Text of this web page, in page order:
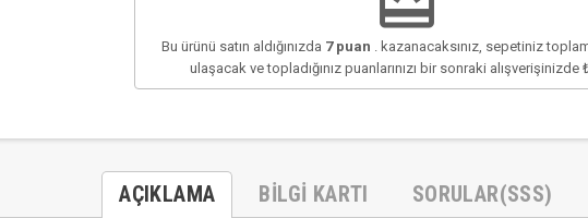
Bu ürünü satın aldığınızda 7puan . kazanacaksınız, sepetiniz
ulaşacak ve topladığınız puanlarınızı bir sonraki alışverişinizde
AÇIKLAMA BILGI KARTI SORULAR(SSS)